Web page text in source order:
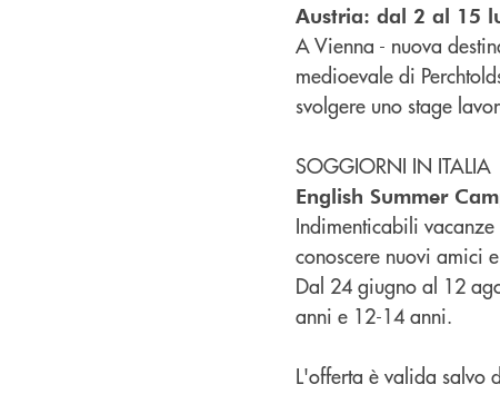
Austria: dal 2 al 15
A Vienna - nuova
medioevale di
svolgere uno stage
SOGGIORNI IN ITALIA
English Summer
Indimenticabili
conoscere nuovi amici
Dal 24 giugno al 12
anni e 12-14 anni.
L'offerta è valida salvo